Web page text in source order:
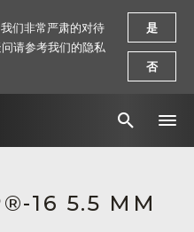
16 5.5 MM
们非常严肃的对待
请参考我们的隐私
是
否